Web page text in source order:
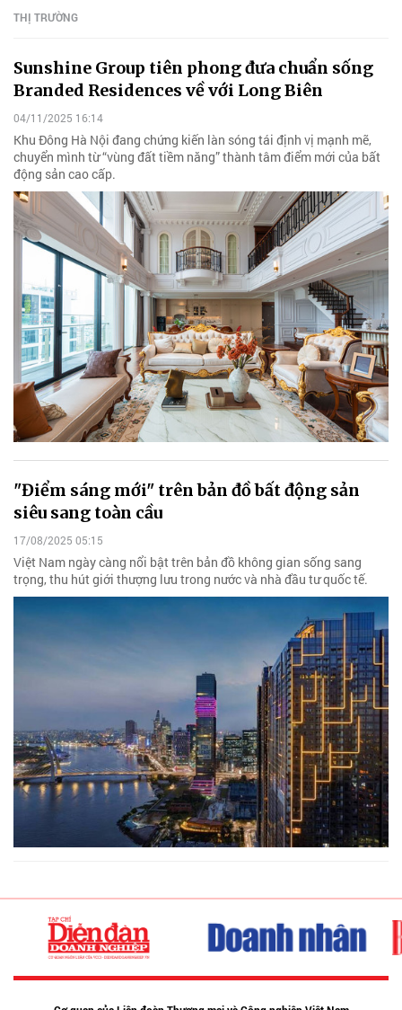
khúc bất động sản mang thương hiệu.
THỊ TRƯỜNG
Sunshine Group tiên phong đưa chuẩn sống
Branded Residences về với Long Biên
04/11/2025 16:14
Khu Đông Hà Nội đang chứng kiến làn sóng tái định vị mạnh mẽ,
chuyển mình từ “vùng đất tiềm năng” thành tâm điểm mới của bất
động sản cao cấp.
"Điểm sáng mới" trên bản đồ bất động sản
siêu sang toàn cầu
17/08/2025 05:15
Việt Nam ngày càng nổi bật trên bản đồ không gian sống sang
trọng, thu hút giới thượng lưu trong nước và nhà đầu tư quốc tế.